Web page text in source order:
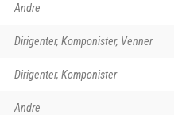
Andre
Dirigenter, Komponister, Venner
Dirigenter, Komponister
Andre